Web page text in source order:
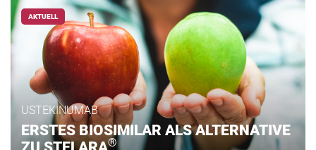
AKTUELL
USTEKINUMAB
ERSTES BIOSIMILAR ALS ALTERNATIVE
®